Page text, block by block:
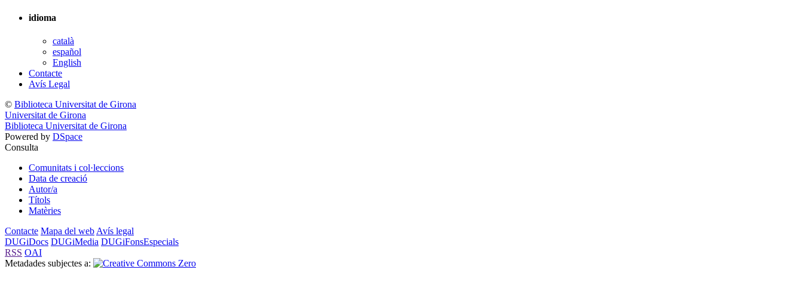
idioma
català
español
English
Contacte
Avís Legal
© Biblioteca Universitat de Girona
Universitat de Girona
Biblioteca Universitat de Girona
Powered by DSpace
Consulta
Comunitats i col·leccions
Data de creació
Autor/a
Títols
Matèries
Contacte Mapa del web Avís legal
DUGiDocs DUGiMedia DUGiFonsEspecials
RSS OAI
Metadades subjectes a: